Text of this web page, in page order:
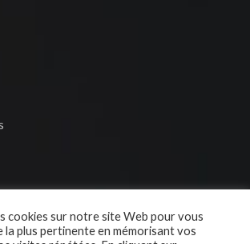
Fusion Tous droits réservés.
cookies sur notre site Web pour vous
la plus pertinente en mémorisant vos